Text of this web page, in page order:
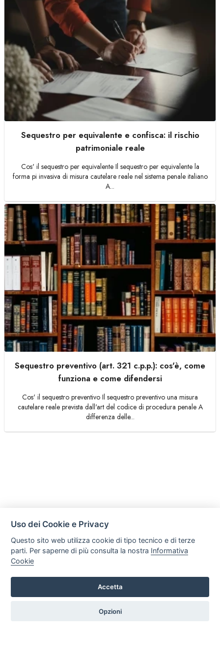
Sequestro per equivalente e confisca: il rischio
patrimoniale reale
Cos' il sequestro per equivalente Il sequestro per equivalente la
forma pi invasiva di misura cautelare reale nel sistema penale italiano
A...
Sequestro preventivo (art. 321 c.p.p.): cos'è, come
funziona e come difendersi
Cos' il sequestro preventivo Il sequestro preventivo una misura
cautelare reale prevista dall'art del codice di procedura penale A
differenza delle...
Tel. +39 0296846010 / +39 3472680371 Email: info@legalaiditalia.it
Uso dei Cookie e Privacy
Questo sito web utilizza cookie di tipo tecnico e di terze
parti. Per saperne di più consulta la nostra Informativa
Cookie
Accetta
Opzioni